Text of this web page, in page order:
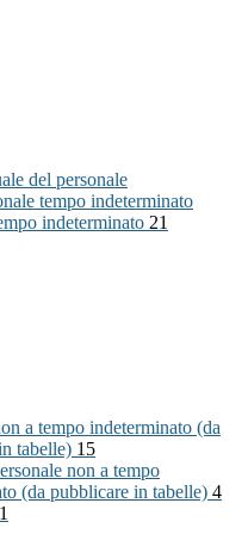
del personale
tempo indeterminato
indeterminato 21
a tempo indeterminato (da
tabelle) 15
non a tempo
(da pubblicare in tabelle) 4